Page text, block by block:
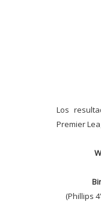
Los
Premier
(Phillips